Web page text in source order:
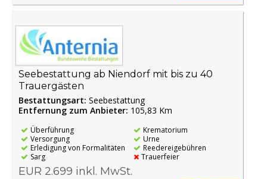
Seebestattung ab Niendorf mit bis zu 40
Trauergästen
Bestattungsart: Seebestattung
Entfernung zum Anbieter: 105,83 Km
Überführung
Versorgung
Erledigung von Formalitäten
Sarg
Krematorium
Urne
Reedereigebühren
Trauerfeier
EUR 2.699 inkl. MwSt.